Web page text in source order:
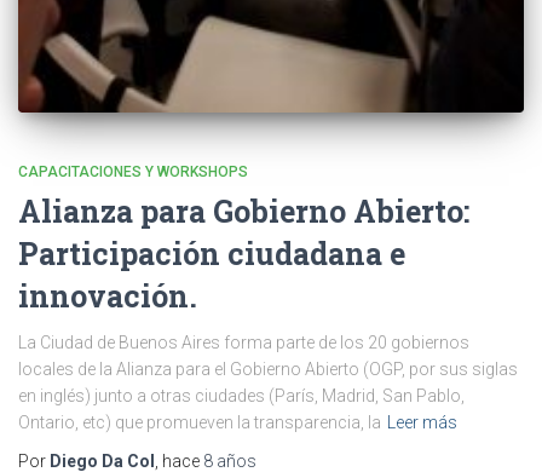
CAPACITACIONES Y WORKSHOPS
Alianza para Gobierno Abierto:
Participación ciudadana e
innovación.
La Ciudad de Buenos Aires forma parte de los 20 gobiernos
locales de la Alianza para el Gobierno Abierto (OGP, por sus siglas
en inglés) junto a otras ciudades (París, Madrid, San Pablo,
Ontario, etc) que promueven la transparencia, la
Leer más
Por Diego Da Col , hace 8 años